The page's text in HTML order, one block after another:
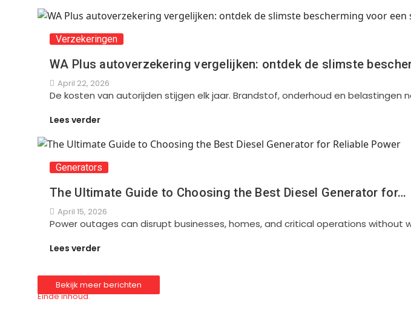
Verzekeringen
WA Plus autoverzekering vergelijken: ontdek de slimste
April 22, 2026
De kosten van autorijden stijgen elk jaar. Brandstof, onderhoud en belastingen
Lees verder
Generators
The Ultimate Guide to Choosing the Best Diesel Generator for…
April 15, 2026
Power outages can disrupt businesses, homes, and critical operations without
Lees verder
Bekijk meer berichten
Einde inhoud.